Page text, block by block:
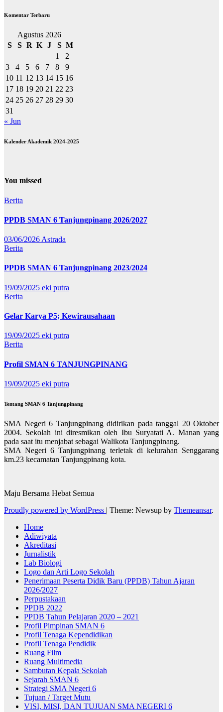
Komentar Terbaru
Agustus 2026
S
S R K J S M
1
2
3
4 5 6 7 8
9
10 11 12 13 14 15 16
17 18 19 20 21 22 23
24 25 26 27 28 29 30
31
« Jun
Kalender Akademik 2024-2025
You missed
Berita
PPDB SMAN 6 Tanjungpinang 2026/2027
03/06/2026 Astrada
Berita
PPDB SMAN 6 Tanjungpinang 2023/2024
19/09/2025 eki putra
Berita
Gelar Karya P5; Kewirausahaan
19/09/2025 eki putra
Berita
Profil SMAN 6 TANJUNGPINANG
19/09/2025 eki putra
Tentang SMAN 6 Tanjungpinang
SMA Negeri 6 Tanjungpinang didirikan pada tanggal 20 Oktober
2004. Sekolah ini diresmikan oleh Ibu Suryatati A. Manan yang
pada saat itu menjabat sebagai Walikota Tanjungpinang.
SMA Negeri 6 Tanjungpinang terletak di kelurahan Senggarang
km.23 kecamatan Tanjungpinang kota.
Maju Bersama Hebat Semua
Proudly powered by WordPress | Theme: Newsup by Themeansar.
Home
Adiwiyata
Akreditasi
Jurnalistik
Lab Biologi
Logo dan Arti Logo Sekolah
Penerimaan Peserta Didik Baru (PPDB) Tahun Ajaran
2026/2027
Perpustakaan
PPDB 2022
PPDB Tahun Pelajaran 2020 – 2021
Profil Pimpinan SMAN 6
Profil Tenaga Kependidikan
Profil Tenaga Pendidik
Ruang Film
Ruang Multimedia
Sambutan Kepala Sekolah
Sejarah SMAN 6
Strategi SMA Negeri 6
Tujuan / Target Mutu
VISI, MISI, DAN TUJUAN SMA NEGERI 6